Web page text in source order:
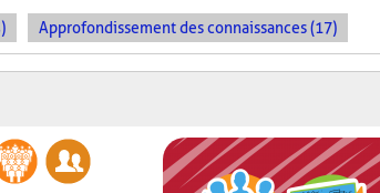
Approfondissement des connaissances (17)